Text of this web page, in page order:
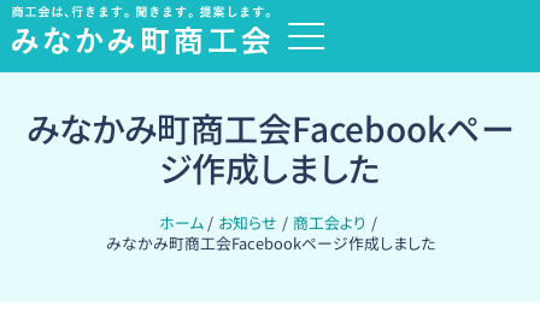
内
容
みなかみ町商工会Facebookペー
ジ作成しました
ホーム お知らせ
商工会より
みなかみ町商工会Facebookページ作成しました
過
去
お